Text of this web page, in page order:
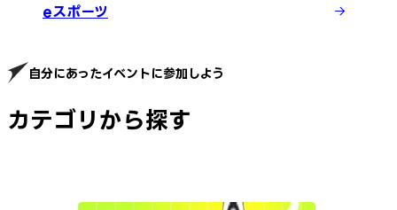
eスポーツ
自分にあったイベントに参加しよう
カテゴリから探す